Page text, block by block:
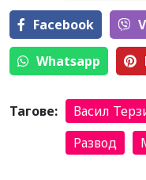
Facebook
Whatsapp
Тагове: Васил
Развод